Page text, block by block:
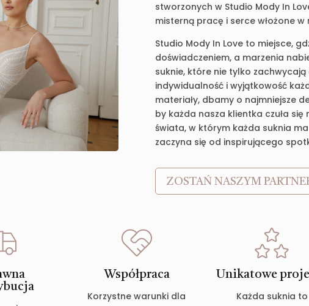
stworzonych w Studio Mody In
misterną pracę i serce włożone w
Studio Mody In Love to miejsce,
doświadczeniem, a marzenia
suknie, które nie tylko
indywidualność i wyjątkowość
materiały, dbamy o najmniejsze
by każda nasza klientka czuła
świata, w którym każda suknia
zaczyna się od inspirującego
ZOSTAŃ NASZYM
Współpraca
Korzystne warunki dla
Unikatowe
Każda suknia to